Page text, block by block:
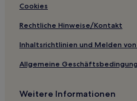
Luxus nahe Royal Street
Hotels mit Parkplatz in
Cookies
Rechtliche Hinweise/Kontakt
Inhaltsrichtlinien und Melden
Allgemeine
Weitere Informationen